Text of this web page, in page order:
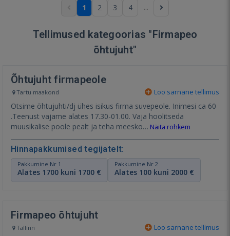
1 2 3 4 ...
Tellimused kategoorias "Firmapeo
õhtujuht"
Õhtujuht firmapeole
Tartu maakond Loo sarnane tellimus
Otsime õhtujuhti/dj ühes isikus firma suvepeole. Inimesi ca 60
.Teenust vajame alates 17.30-01.00. Vaja hoolitseda
muusikalise poole pealt ja teha meesko… Näita rohkem
Hinnapakkumised tegijatelt:
Pakkumine Nr 1
Alates 1700 kuni 1700 €
Pakkumine Nr 2
Alates 100 kuni 2000 €
Firmapeo õhtujuht
Tallinn Loo sarnane tellimus